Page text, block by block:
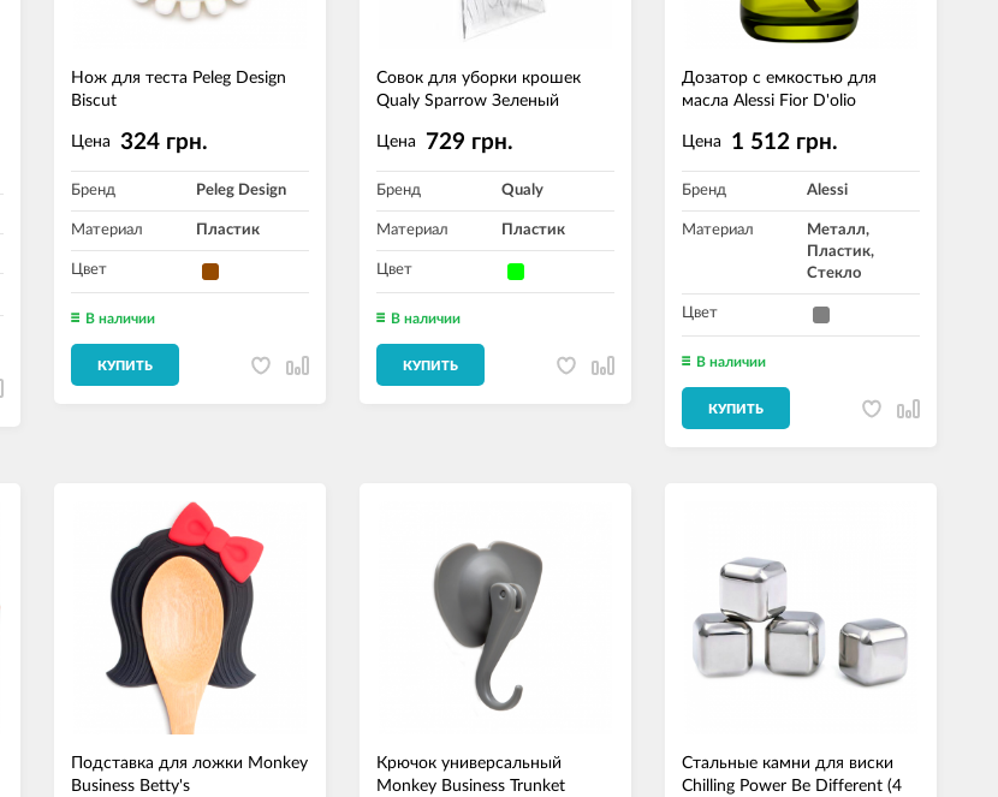
Нож для теста Peleg Design
Biscut
Цена 324 грн.
Бренд Peleg Design
Материал Пластик
Цвет
В наличии
КУПИТЬ
Совок для уборки крошек
Qualy Sparrow Зеленый
Цена 729 грн.
Бренд Qualy
Материал Пластик
Цвет
В наличии
КУПИТЬ
Дозатор с емкостью для
масла Alessi Fior D'olio
Цена 1 512 грн.
Бренд Alessi
Материал
Металл,
Пластик,
Стекло
Цвет
В наличии
КУПИТЬ
Подставка для ложки Monkey
Business Betty's
Крючок универсальный
Monkey Business Trunket
Стальные камни для виски
Chilling Power Be Different (4